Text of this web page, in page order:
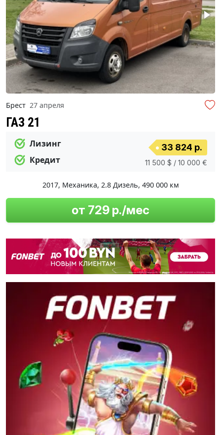
Брест 27 апреля
ГАЗ 21
Лизинг
Кредит
33 824 р.
11 500 $ / 10 000 €
2017, Механика, 2.8 Дизель, 490 000 км
от 729 р./мес